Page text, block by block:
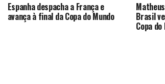
Espanha despacha a França e
avança à final da Copa do Mundo Brasil
Copa do